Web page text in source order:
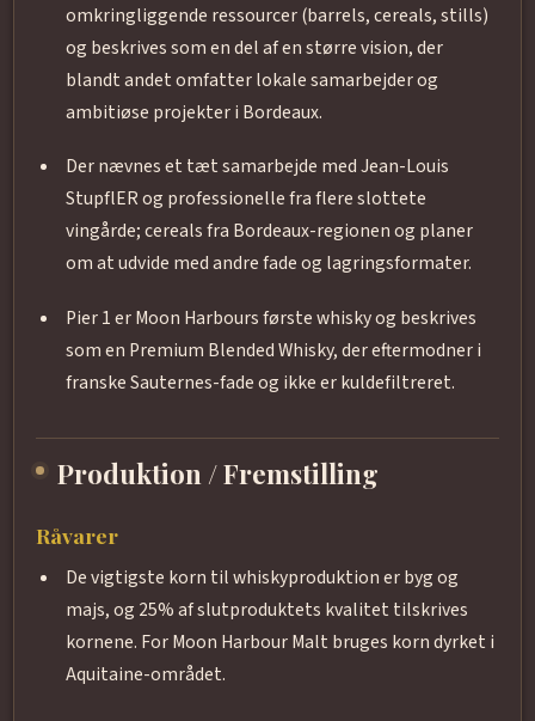
omkringliggende ressourcer (barrels, cereals, stills)
og beskrives som en del af en større vision, der
blandt andet omfatter lokale samarbejder og
ambitiøse projekter i Bordeaux.
Der nævnes et tæt samarbejde med Jean-Louis
StupflER og professionelle fra flere slottete
vingårde; cereals fra Bordeaux-regionen og planer
om at udvide med andre fade og lagringsformater.
Pier 1 er Moon Harbours første whisky og beskrives
som en Premium Blended Whisky, der eftermodner i
franske Sauternes-fade og ikke er kuldefiltreret.
Produktion / Fremstilling
Råvarer
De vigtigste korn til whiskyproduktion er byg og
majs, og 25% af slutproduktets kvalitet tilskrives
kornene. For Moon Harbour Malt bruges korn dyrket i
Aquitaine-området.